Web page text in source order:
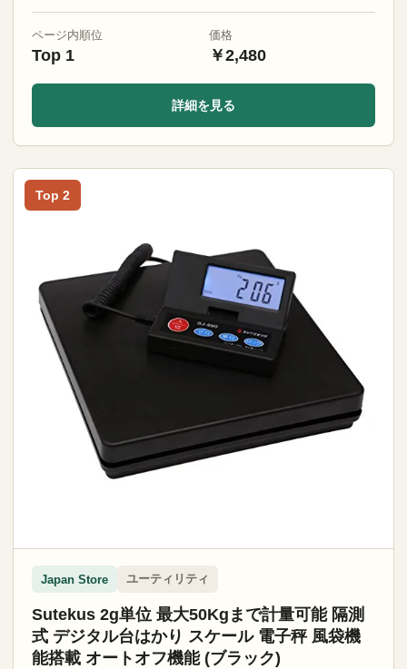
ページ内順位
Top 1
価格
￥2,480
詳細を見る
Top 2
Japan Store ユーティリティ
Sutekus 2g単位 最大50Kgまで計量可能 隔測
式 デジタル台はかり スケール 電子秤 風袋機
能搭載 オートオフ機能 (ブラック)